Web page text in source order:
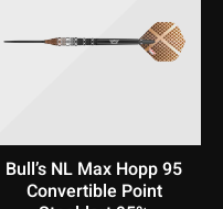
Bull’s NL Max Hopp 95
Convertible Point